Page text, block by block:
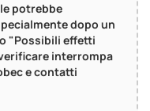
potrebbe
dopo un
"Possibili effetti
interrompa
e contatti